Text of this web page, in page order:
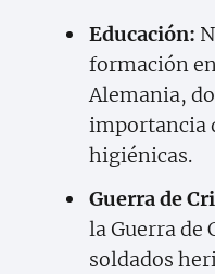
Educación:
formación
Alemania,
importancia
higiénicas.
Guerra de
la Guerra de
soldados